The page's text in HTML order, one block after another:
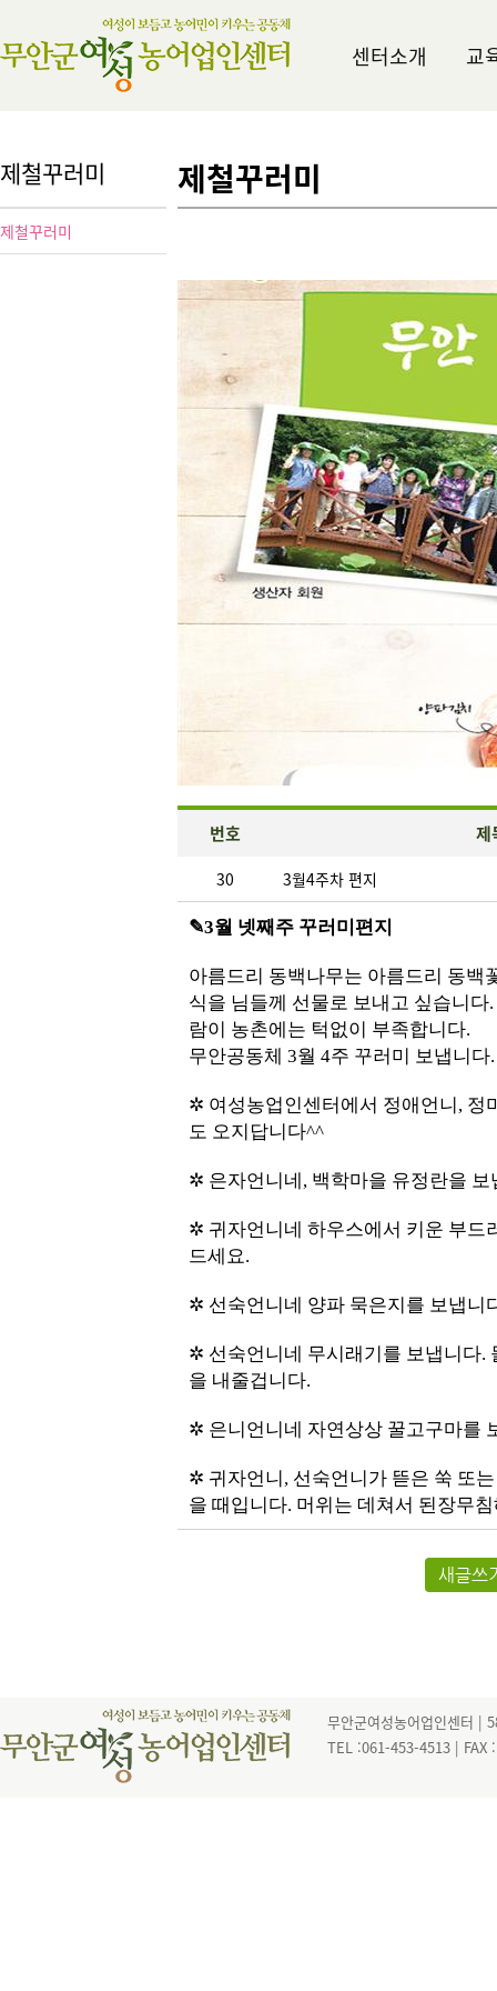
센터소개 교
제철꾸러미
제철꾸러미
제철꾸러미
번호 제
30 3월4주차 편지
✎3월 넷째주 꾸러미편지
아름드리 동백나무는 아름드리 동백
식을 님들께 선물로 보내고 싶습니
람이 농촌에는 턱없이 부족합니다.
무안공동체 3월 4주 꾸러미 보냅니다.
✲ 여성농업인센터에서 정애언니, 정
도 오지답니다^^
✲ 은자언니네, 백학마을 유정란을 보
✲ 귀자언니네 하우스에서 키운 부드
드세요.
✲ 선숙언니네 양파 묵은지를 보냅니
✲ 선숙언니네 무시래기를 보냅니다.
을 내줄겁니다.
✲ 은니언니네 자연상상 꿀고구마를
✲ 귀자언니, 선숙언니가 뜯은 쑥 또
을 때입니다. 머위는 데쳐서 된장무
새글쓰
무안군여성농어업인센터 |
TEL :061-453-4513 |